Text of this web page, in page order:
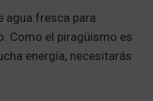
agua fresca para
Como el piragüismo es
energía, necesitarás